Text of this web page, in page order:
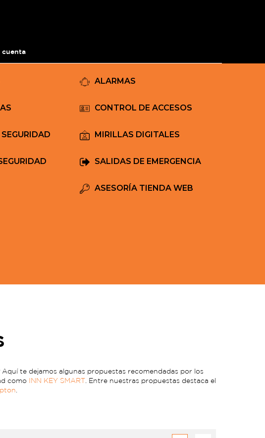
cuenta
ALARMAS
CONTROL DE ACCESOS
MIRILLAS DIGITALES
SALIDAS DE EMERGENCIA
ASESORÍA TIENDA WEB
te dejamos algunas propuestas recomendadas por los
como INN KEY SMART. Entre nuestras propuestas destaca el
.